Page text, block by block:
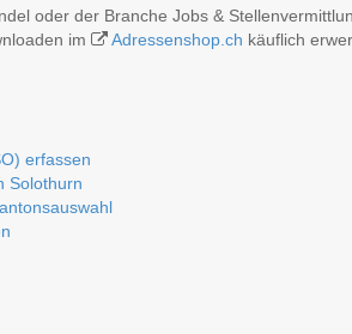
oder der Branche Jobs &
im
Adressenshop.ch käuflich
erfassen
Solothurn